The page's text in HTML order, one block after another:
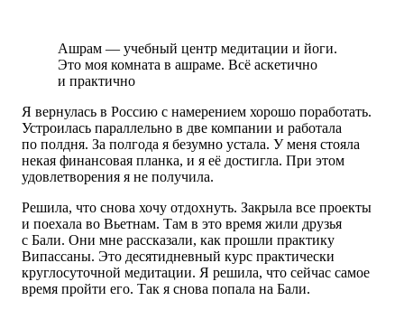
Ашрам — учебный центр медитации и йоги.
Это моя комната в ашраме. Всё аскетично
и практично
Я вернулась в Россию с намерением хорошо поработать.
Устроилась параллельно в две компании и работала
по полдня. За полгода я безумно устала. У меня стояла
некая финансовая планка, и я её достигла. При этом
удовлетворения я не получила.
Решила, что снова хочу отдохнуть. Закрыла все проекты
и поехала во Вьетнам. Там в это время жили друзья
с Бали. Они мне рассказали, как прошли практику
Випассаны. Это десятидневный курс практически
круглосуточной медитации. Я решила, что сейчас самое
время пройти его. Так я снова попала на Бали.